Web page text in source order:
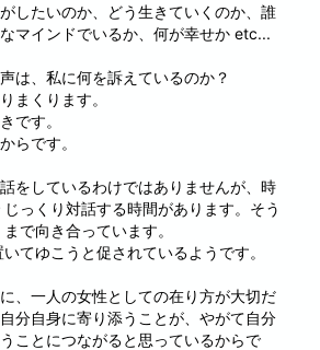
したいのか、どう生きていくのか、誰
マインドでいるか、何が幸せか etc...
は、私に何を訴えているのか？
まくります。
です。
らです。
をしているわけではありませんが、時
っくり対話する時間があります。そう
で向き合っています。
てゆこうと促されているようです。
、一人の女性としての在り方が大切だ
分自身に寄り添うことが、やがて自分
ことにつながると思っているからで